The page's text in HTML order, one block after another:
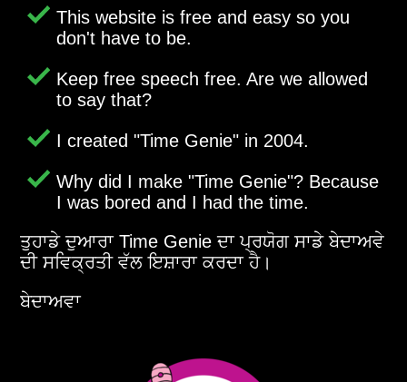
This website is free and easy so you
don't have to be.
Keep free speech free. Are we allowed
to say that?
I created Time Genie in 2004.
Why did I make Time Genie ? Because
I was bored and I had the time.
ਤੁਹਾਡੇ ਦੁਆਰਾ Time Genie ਦਾ ਪ੍ਰਯੋਗ ਸਾਡੇ ਬੇਦਾਅਵੇ
ਦੀ ਸਵਿਕ੍ਰਤੀ ਵੱਲ ਇਸ਼ਾਰਾ ਕਰਦਾ ਹੈ।
ਬੇਦਾਅਵਾ